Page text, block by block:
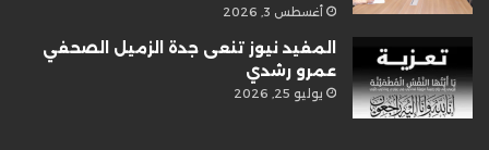
أغسطس 3, 2026
المفيد نيوز تنعى جدة الزميل الصحفي
عمرو رشدي
يوليو 25, 2026